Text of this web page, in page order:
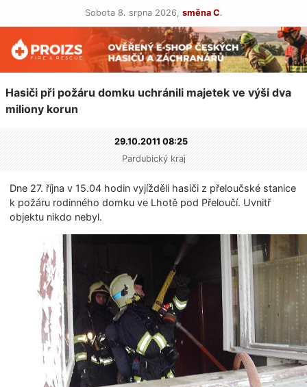
Sobota 8. srpna 2026, směna C.
Hasiči při požáru domku uchránili majetek ve výši dva
miliony korun
29.10.2011 08:25
Pardubický kraj
Dne 27. října v 15.04 hodin vyjížděli hasiči z přeloučské stanice
k požáru rodinného domku ve Lhotě pod Přeloučí. Uvnitř
objektu nikdo nebyl.